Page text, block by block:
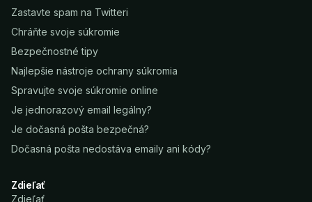
Zastavte spam na Twitteri
Chráňte svoje súkromie
Bezpečnostné tipy
Najlepšie nástroje ochrany súkromia
Spravujte svoje súkromie online
Je jednorazový email legálny?
Je dočasná pošta bezpečná?
Dočasná pošta nedostáva emaily ani kódy?
Zdieľať
Zdieľať